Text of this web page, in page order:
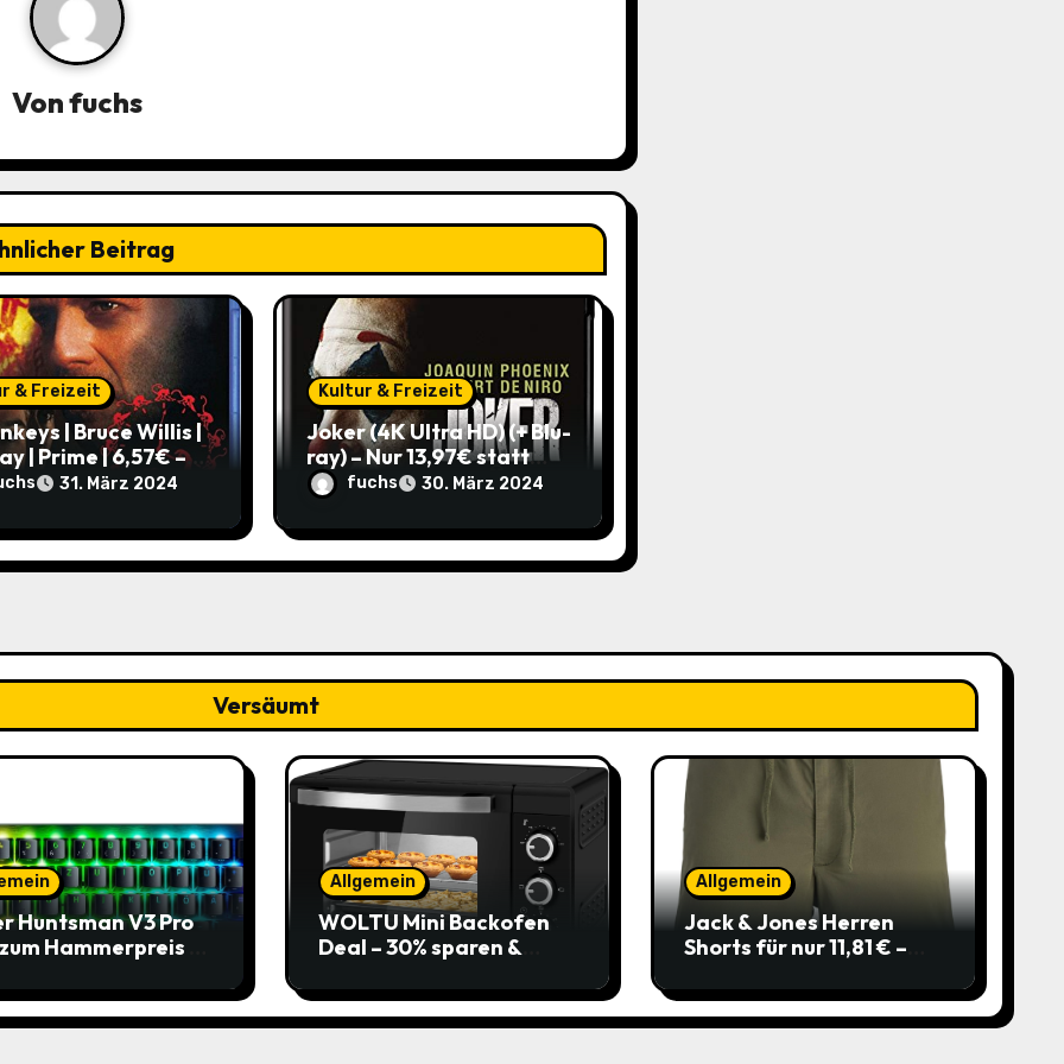
Vonfuchs
Beitrag
& Freizeit
| Bruce Willis |
| Prime | 6,57€ –
im Vergleich
Preis!
31. März 2024
Kultur & Freizeit
Joker (4K Ultra HD) (+ Blu-
ray) – Nur 13,97€ statt
22,98€! Hol dir den
ikonischen Film zum
Schnäppchenpreis!
fuchs 30. März 2024
Versäumt
Huntsman V3 Pro
Hammerpreis –
Allgemein
WOLTU Mini Backofen
Deal – 30% sparen &
Allgemein
Jack & Jones Herren
Shorts für nur 11,81 € –